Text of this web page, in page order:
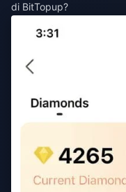
di BitTopup?